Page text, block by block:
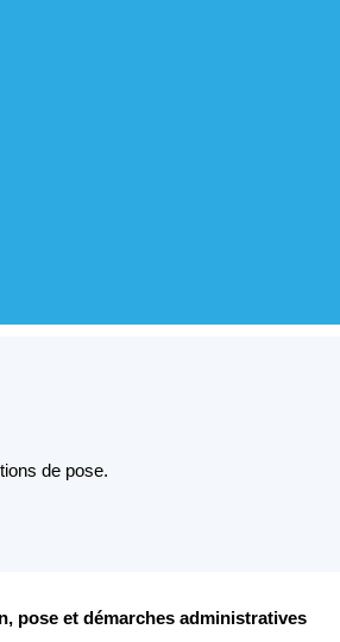
de pose.
pose et démarches administratives